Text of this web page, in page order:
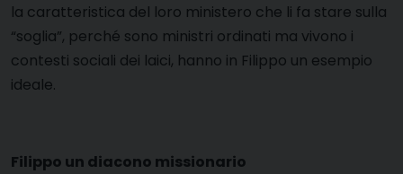
la caratteristica del loro ministero che li fa stare sulla
“soglia”, perché sono ministri ordinati ma vivono i
contesti sociali dei laici, hanno in Filippo un esempio
ideale.
Filippo un diacono missionario